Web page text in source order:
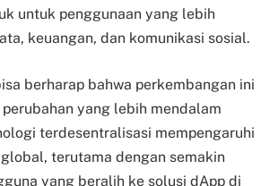
untuk penggunaan yang lebih
keuangan, dan komunikasi sosial.
berharap bahwa perkembangan ini
yang lebih mendalam
terdesentralisasi mempengaruhi
terutama dengan semakin
yang beralih ke solusi dApp di